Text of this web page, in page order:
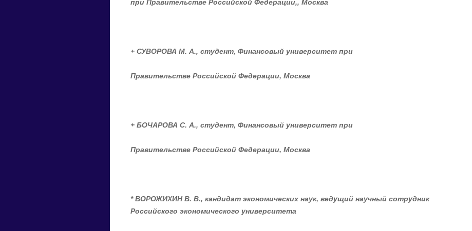
при Правительстве Российской Федерации,, Москва
+ СУВОРОВА М. А., студент, Финансовый университет при
Правительстве Российской Федерации, Москва
+ БОЧАРОВА С. А., студент, Финансовый университет при
Правительстве Российской Федерации, Москва
*ВОРОЖИХИН В. В., кандидат экономических наук, ведущий научный сотрудник
Российского экономического университета